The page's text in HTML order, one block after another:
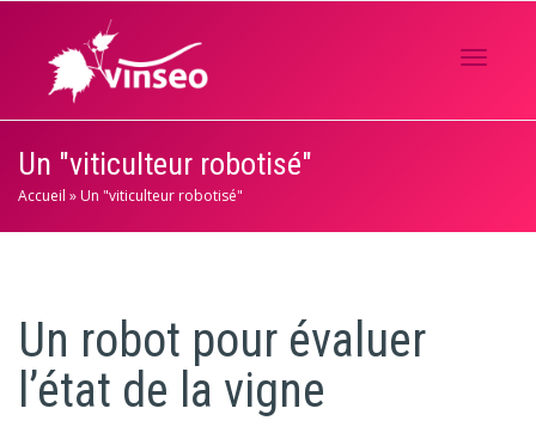
Un "viticulteur robotisé"
Accueil »Un "viticulteur robotisé"
Un robot pour évaluer
l’état de la vigne